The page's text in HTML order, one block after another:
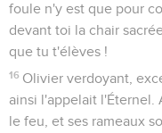
foule n'y est que pour
devant toi la chair
que tu t'élèves !
16 Olivier verdoyant,
ainsi l'appelait l'Éternel.
le feu, et ses rameaux